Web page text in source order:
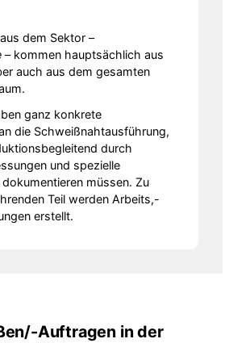
dem Sektor –
– kommen hauptsächlich aus
auch aus dem gesamten
ganz konkrete
die Schweißnahtausführung,
durch
und spezielle
müssen. Zu
Teil werden Arbeits,-
erstellt.
Auftragen in der